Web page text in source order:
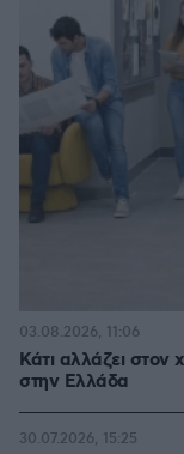
Κάτι αλλάζει στον
στην Ελλάδα
03.08.2026, 11:06
30.07.2026, 15:25